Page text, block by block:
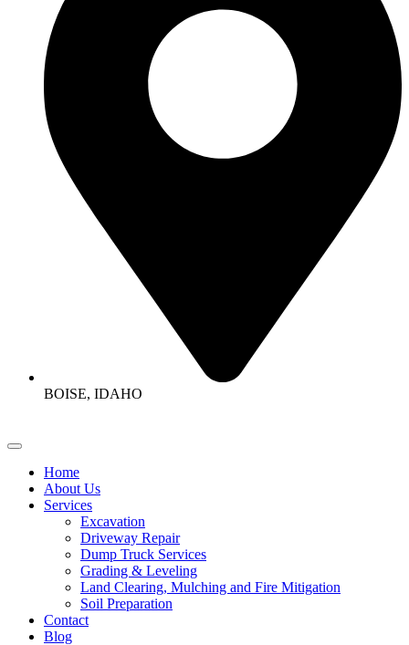
BOISE, IDAHO
Home
About Us
Services
Excavation
Driveway Repair
Dump Truck Services
Grading & Leveling
Land Clearing, Mulching and Fire Mitigation
Soil Preparation
Contact
Blog